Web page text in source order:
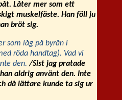
Låter mer som ett
muskelfäste. Han föll ju
bröt sig.
som låg på byrån i
röda handtag). Vad vi
den./Sist jag pratade
aldrig använt den. Inte
då lättare kunde ta sig ur